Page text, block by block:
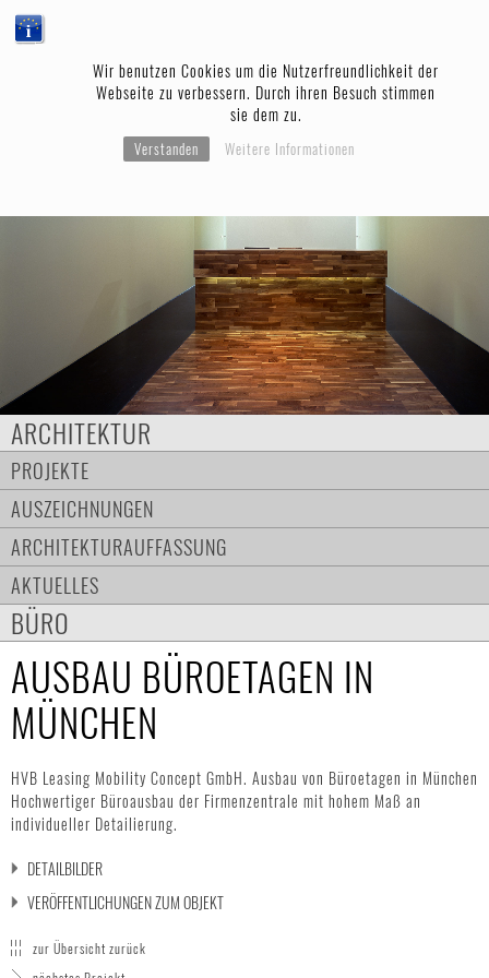
Wir benutzen Cookies um die Nutzerfreundlichkeit der
Webseite zu verbessern. Durch ihren Besuch stimmen
sie dem zu.
Verstanden Weitere Informationen
ARCHITEKTUR
PROJEKTE
AUSZEICHNUNGEN
ARCHITEKTURAUFFASSUNG
AKTUELLES
BÜRO
AUSBAU BÜROETAGEN IN
MÜNCHEN
HVB Leasing Mobility Concept GmbH. Ausbau von Büroetagen in München
Hochwertiger Büroausbau der Firmenzentrale mit hohem Maß an
individueller Detailierung.
DETAILBILDER
VERÖFFENTLICHUNGEN ZUM OBJEKT
zur Übersicht zurück